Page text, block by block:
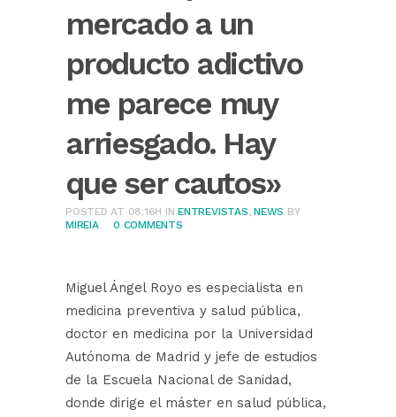
mercado a un
producto adictivo
me parece muy
arriesgado. Hay
que ser cautos»
POSTED AT 08:16H INENTREVISTAS,NEWS BY
MIREIA
0 COMMENTS
Miguel Ángel Royo es especialista en
medicina preventiva y salud pública,
doctor en medicina por la Universidad
Autónoma de Madrid y jefe de estudios
de la Escuela Nacional de Sanidad,
donde dirige el máster en salud pública,